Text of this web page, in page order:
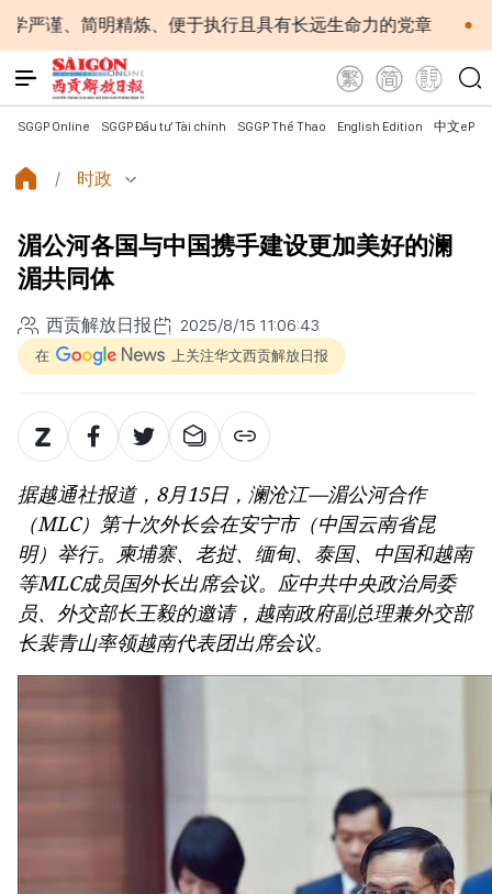
便于执行且具有长远生命力的党章 苏林总书记、国家
SGGP Online SGGP Đầu tư Tài chính SGGP Thể Thao English Edition 中文
时政
湄公河各国与中国携手建设更加美好的澜
湄共同体
西贡解放日报 2025/8/15 11:06:43
在 上关注华文西贡解放日报
据越通社报道，8月15日，澜沧江—湄公河合作
（MLC）第十次外长会在安宁市（中国云南省昆
明）举行。柬埔寨、老挝、缅甸、泰国、中国和越南
等MLC成员国外长出席会议。应中共中央政治局委
员、外交部长王毅的邀请，越南政府副总理兼外交部
长裴青山率领越南代表团出席会议。